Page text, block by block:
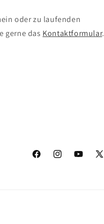
oder zu laufenden
gerne das Kontaktformular.
FacebookInstagramYouTube
X